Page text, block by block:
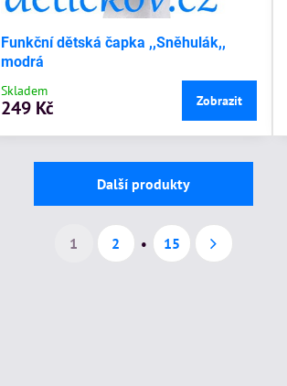
Funkční dětská čapka ,,Sněhulák,,
modrá
Skladem
249 Kč Zobrazit
Další produkty
1 2 15